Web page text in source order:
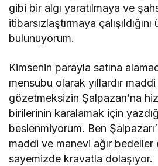
gibi bir algı yaratılmaya ve
itibarsızlaştırmaya
bulunuyorum.
Kimsenin parayla satına
mensubu olarak yıllardır
gözetmeksizin Şalpazarı’na
birilerinin karalamak için
beslenmiyorum. Ben
maddi ve manevi ağır
sayemizde kravatla dolaşıyor.